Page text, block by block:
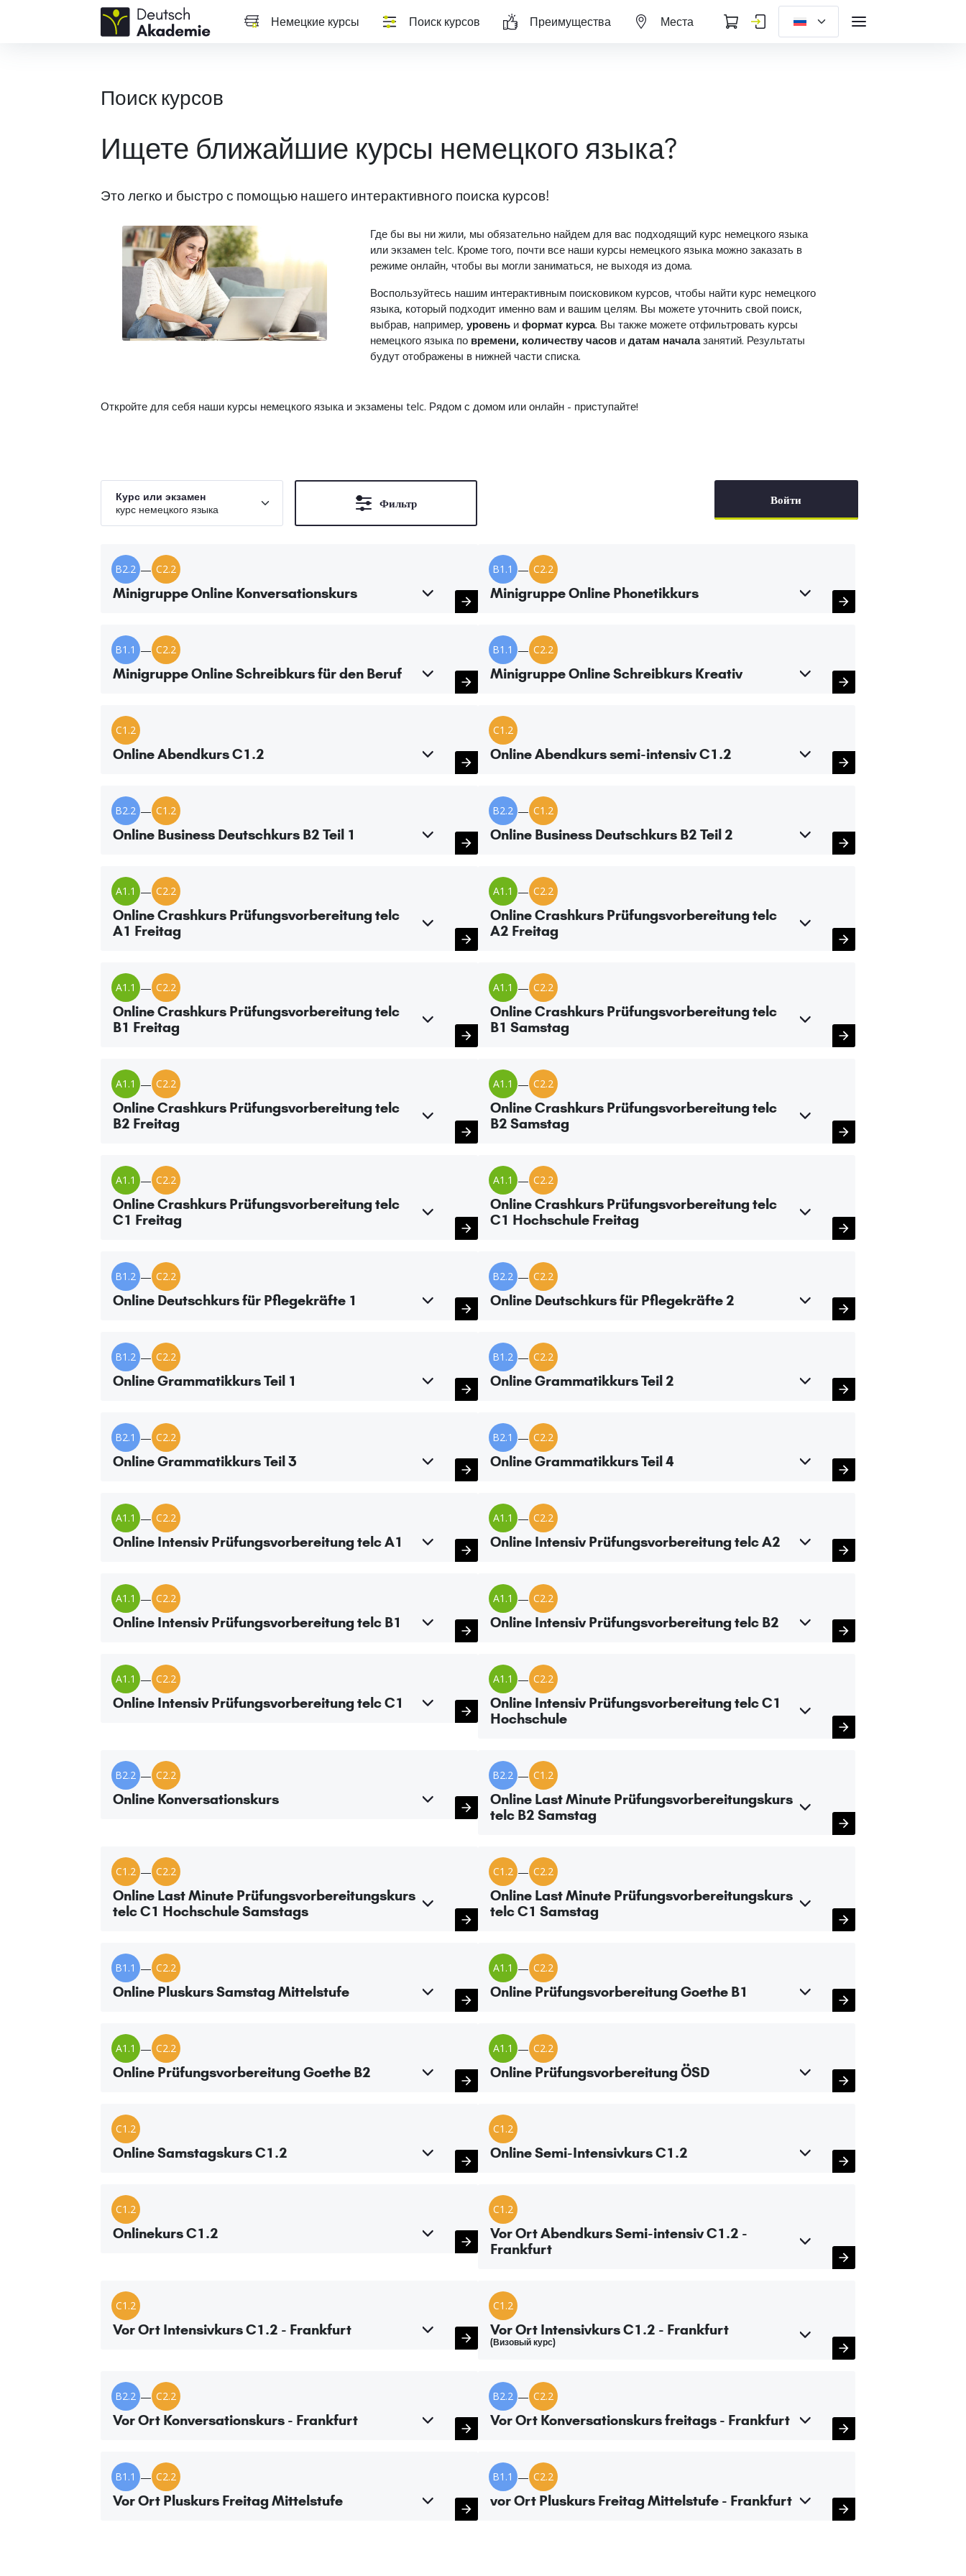
Немецкие курсы Поиск курсов Преимущества Места
Поиск курсов
Ищете ближайшие курсы немецкого языка?
Это легко и быстро с помощью нашего интерактивного поиска курсов!
Где бы вы ни жили, мы обязательно найдем для вас подходящий курс немецкого языка
или экзамен telc. Кроме того, почти все наши курсы немецкого языка можно заказать в
режиме онлайн, чтобы вы могли заниматься, не выходя из дома.
Воспользуйтесь нашим интерактивным поисковиком курсов, чтобы найти курс немецкого
языка, который подходит именно вам и вашим целям. Вы можете уточнить свой поиск,
выбрав, например, уровень и формат курса. Вы также можете отфильтровать курсы
немецкого языка по времени, количеству часови датам началазанятий. Результаты
будут отображены в нижней части списка.
Откройте для себя наши курсы немецкого языка и экзамены telc. Рядом с домом или онлайн - приступайте!
Курс или экзамен
курс немецкого языка
Фильтр Войти
B2.2 — C2.2
Minigruppe Online Konversationskurs
B1.1 — C2.2
Minigruppe Online Phonetikkurs
B1.1 — C2.2
Minigruppe Online Schreibkurs für den Beruf
B1.1 — C2.2
Minigruppe Online Schreibkurs Kreativ
C1.2
Online Abendkurs C1.2
C1.2
Online Abendkurs semi-intensiv C1.2
B2.2 — C1.2
Online Business Deutschkurs B2 Teil 1
B2.2 — C1.2
Online Business Deutschkurs B2 Teil 2
A1.1 — C2.2
Online Crashkurs Prüfungsvorbereitung telc
A1 Freitag
A1.1 — C2.2
Online Crashkurs Prüfungsvorbereitung telc
A2 Freitag
A1.1 — C2.2
Online Crashkurs Prüfungsvorbereitung telc
B1 Freitag
A1.1 — C2.2
Online Crashkurs Prüfungsvorbereitung telc
B1 Samstag
A1.1 — C2.2
Online Crashkurs Prüfungsvorbereitung telc
B2 Freitag
A1.1 — C2.2
Online Crashkurs Prüfungsvorbereitung telc
B2 Samstag
A1.1 — C2.2
Online Crashkurs Prüfungsvorbereitung telc
C1 Freitag
A1.1 — C2.2
Online Crashkurs Prüfungsvorbereitung telc
C1 Hochschule Freitag
B1.2 — C2.2
Online Deutschkurs für Pflegekräfte 1
B2.2 — C2.2
Online Deutschkurs für Pflegekräfte 2
B1.2 — C2.2
Online Grammatikkurs Teil 1
B1.2 — C2.2
Online Grammatikkurs Teil 2
B2.1 — C2.2
Online Grammatikkurs Teil 3
B2.1 — C2.2
Online Grammatikkurs Teil 4
A1.1 — C2.2
Online Intensiv Prüfungsvorbereitung telc A1
A1.1 — C2.2
Online Intensiv Prüfungsvorbereitung telc A2
A1.1 — C2.2
Online Intensiv Prüfungsvorbereitung telc B1
A1.1 — C2.2
Online Intensiv Prüfungsvorbereitung telc B2
A1.1 — C2.2
Online Intensiv Prüfungsvorbereitung telc C1
A1.1 — C2.2
Online Intensiv Prüfungsvorbereitung telc C1
Hochschule
B2.2 — C2.2
Online Konversationskurs
B2.2 — C1.2
Online Last Minute Prüfungsvorbereitungskurs
telc B2 Samstag
C1.2 — C2.2
Online Last Minute Prüfungsvorbereitungskurs
telc C1 Hochschule Samstags
C1.2 — C2.2
Online Last Minute Prüfungsvorbereitungskurs
telc C1 Samstag
B1.1 — C2.2
Online Pluskurs Samstag Mittelstufe
A1.1 — C2.2
Online Prüfungsvorbereitung Goethe B1
A1.1 — C2.2
Online Prüfungsvorbereitung Goethe B2
A1.1 — C2.2
Online Prüfungsvorbereitung ÖSD
C1.2
Online Samstagskurs C1.2
C1.2
Online Semi-Intensivkurs C1.2
C1.2
Onlinekurs C1.2
C1.2
Vor Ort Abendkurs Semi-intensiv C1.2 -
Frankfurt
C1.2
Vor Ort Intensivkurs C1.2 - Frankfurt
C1.2
Vor Ort Intensivkurs C1.2 - Frankfurt
(Визовый курс)
B2.2 — C2.2
Vor Ort Konversationskurs - Frankfurt
B2.2 — C2.2
Vor Ort Konversationskurs freitags - Frankfurt
B1.1 — C2.2
Vor Ort Pluskurs Freitag Mittelstufe
B1.1 — C2.2
vor Ort Pluskurs Freitag Mittelstufe - Frankfurt